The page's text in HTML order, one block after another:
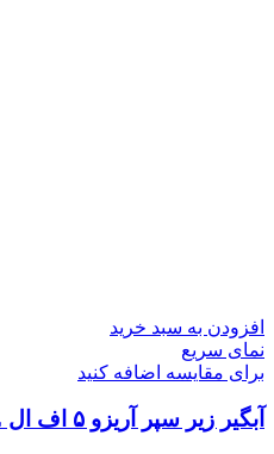
افزودن به سبد خرید
نمای سریع
برای مقایسه اضافه کنید
آبگیر زیر سپر آریزو ۵ اف ال ARRIZO 5 FL